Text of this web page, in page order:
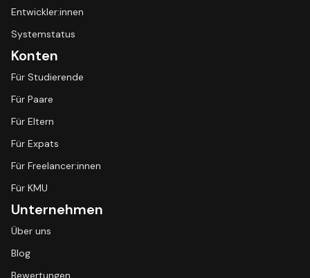
Entwickler:innen
Systemstatus
Konten
Für Studierende
Für Paare
Für Eltern
Für Expats
Für Freelancer:innen
Für KMU
Unternehmen
Über uns
Blog
Bewertungen